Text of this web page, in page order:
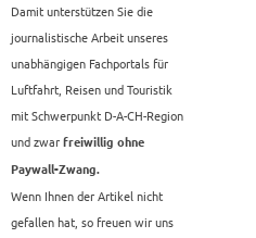
Damit unterstützen Sie die
journalistische Arbeit unseres
unabhängigen Fachportals für
Luftfahrt, Reisen und Touristik
mit Schwerpunkt D-A-CH-Region
und zwar freiwillig ohne
Paywall-Zwang.
Wenn Ihnen der Artikel nicht
gefallen hat, so freuen wir uns